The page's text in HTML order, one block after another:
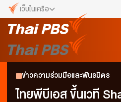
เว็บในเครือ
เว็บไซต์ในเครือ
ALTV
VIPA
ทุกความสุข...ดูฟรี ไม่มีโฆ
ข่าวป
คณะก
ข่าวความร่วมมือและพันธมิตร
ไทยพีบีเอส ขึ้นเวที